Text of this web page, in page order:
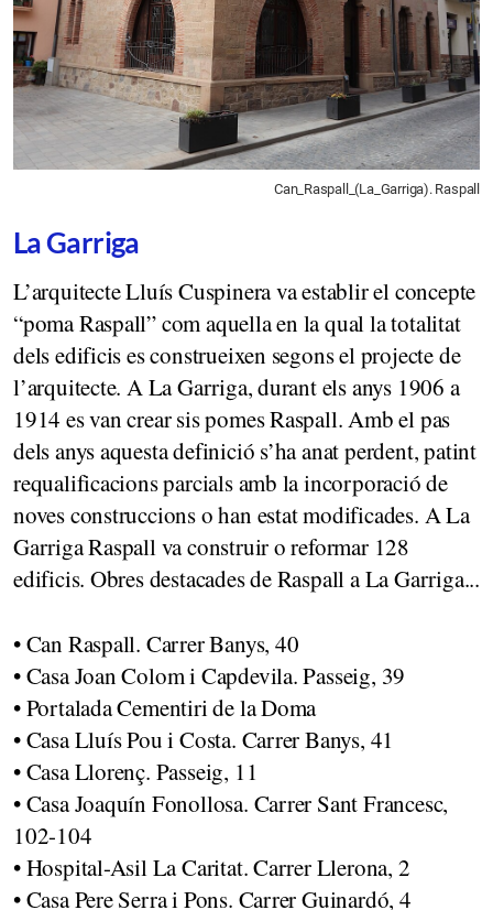
Can_Raspall_(La_Garriga). Raspall
La Garriga
L’arquitecte Lluís Cuspinera va establir el concepte
“poma Raspall” com aquella en la qual la totalitat
dels edificis es construeixen segons el projecte de
l’arquitecte. A La Garriga, durant els anys 1906 a
1914 es van crear sis pomes Raspall. Amb el pas
dels anys aquesta definició s’ha anat perdent, patint
requalificacions parcials amb la incorporació de
noves construccions o han estat modificades. A La
Garriga Raspall va construir o reformar 128
edificis. Obres destacades de Raspall a La Garriga...
• Can Raspall. Carrer Banys, 40
• Casa Joan Colom i Capdevila. Passeig, 39
• Portalada Cementiri de la Doma
• Casa Lluís Pou i Costa. Carrer Banys, 41
• Casa Llorenç. Passeig, 11
• Casa Joaquín Fonollosa. Carrer Sant Francesc,
102-104
• Hospital-Asil La Caritat. Carrer Llerona, 2
• Casa Pere Serra i Pons. Carrer Guinardó, 4